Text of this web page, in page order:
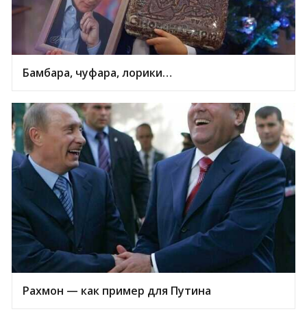
Бамбара, чуфара, лорики…
Рахмон — как пример для Путина